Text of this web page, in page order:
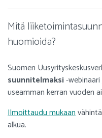
Mitä
huomioida?
Suomen
suunnitelmaksi-
useamman kerran vuoden
Ilmoittaudu mukaan
alkua.